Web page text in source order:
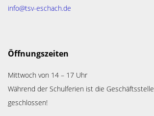
info@tsv-eschach.de
Öffnungszeiten
Mittwoch von 14 – 17 Uhr
Während der Schulferien ist die Geschäftsstelle
geschlossen!